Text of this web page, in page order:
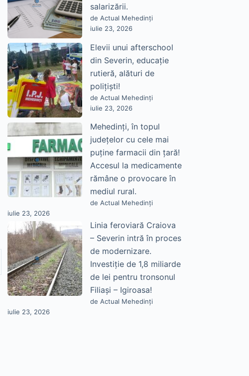
salarizării.
de Actual Mehedinți
iulie 23, 2026
Elevii unui afterschool
din Severin, educație
rutieră, alături de
polițiști!
de Actual Mehedinți
iulie 23, 2026
Mehedinți, în topul
județelor cu cele mai
puține farmacii din țară!
Accesul la medicamente
rămâne o provocare în
mediul rural.
de Actual Mehedinți
iulie 23, 2026
Linia feroviară Craiova
– Severin intră în proces
de modernizare.
Investiție de 1,8 miliarde
de lei pentru tronsonul
Filiași – Igiroasa!
de Actual Mehedinți
iulie 23, 2026